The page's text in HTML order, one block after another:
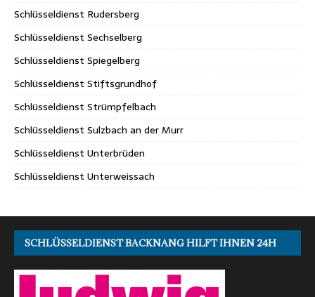
Schlüsseldienst Rudersberg
Schlüsseldienst Sechselberg
Schlüsseldienst Spiegelberg
Schlüsseldienst Stiftsgrundhof
Schlüsseldienst Strümpfelbach
Schlüsseldienst Sulzbach an der Murr
Schlüsseldienst Unterbrüden
Schlüsseldienst Unterweissach
SCHLÜSSELDIENST BACKNANG HILFT IHNEN 24H